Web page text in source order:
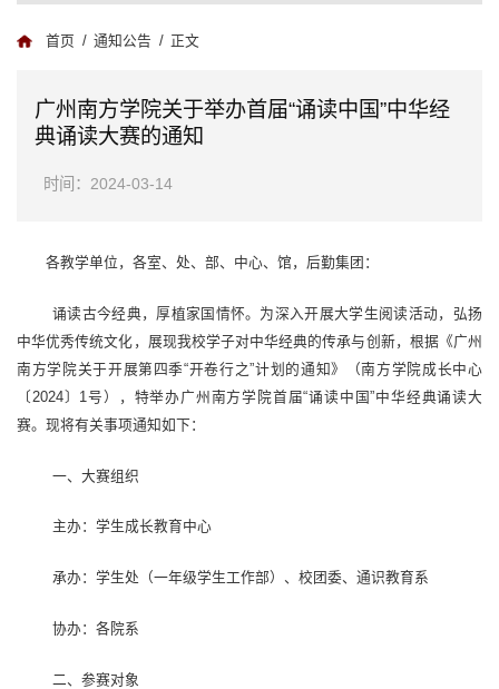
首页 / 通知公告 / 正文
广州南方学院关于举办首届“诵读中国”中华经
典诵读大赛的通知
时间：2024-03-14
各教学单位，各室、处、部、中心、馆，后勤集团：
诵读古今经典，厚植家国情怀。为深入开展大学生阅读活动，弘扬
中华优秀传统文化， 展现我校学子对中华经典的传承与创新，根据《广州
南方学院关于开展第四季“开卷行之”计划的通知 》（南方学院成长中心
〔2024〕1号）
，特举办广州南方学院首届“诵读中国”中华经典诵读大
赛。 现将有关事项通知如下：
一、大赛组织
主办：学生成长教育中心
承办：学生处（一年级学生工作部）、校团委、通识教育系
协办：各院系
二、参赛对象